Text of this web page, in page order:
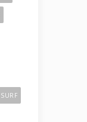
SURF